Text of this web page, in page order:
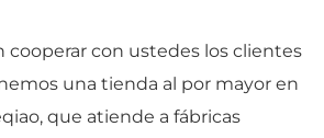
cooperar con ustedes los clientes
una tienda al por mayor en
que atiende a fábricas